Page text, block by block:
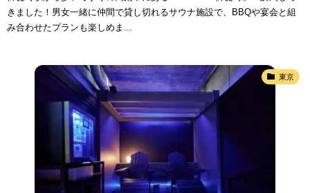
きました！男女一緒に仲間で貸し切れるサウナ施設で、BBQや宴会と組
み合わせたプランも楽しめま...
東京